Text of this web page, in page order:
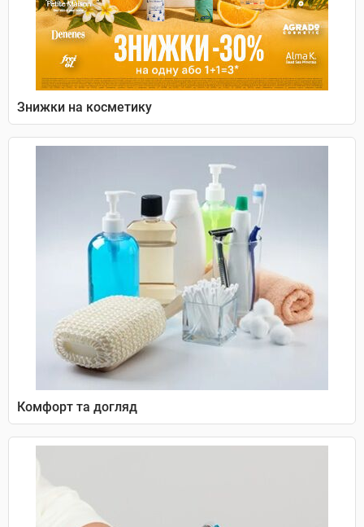
Знижки на косметику
Комфорт та догляд